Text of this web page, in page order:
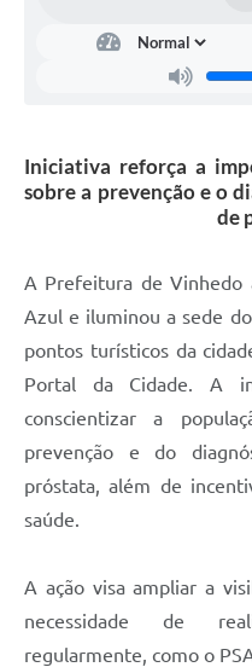
Arquivos para Download
Contas Públicas
Serviços Online
Iniciativa reforça a
sobre a prevenção e o
de
A Prefeitura de Vinhedo
Azul e iluminou a sede
pontos turísticos da
Portal da Cidade. A
conscientizar a
prevenção e do
próstata, além de
saúde.
A ação visa ampliar a
necessidade de
regularmente, como o